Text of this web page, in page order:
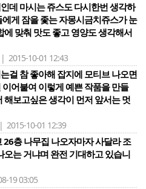
데 마시는 쥬스도 다시한번 생각하
게 잠을 좇는 자몽시금치쥬스가 눈
맞춰 맛도 좋고 영양도 생각해서
2015-10-01 12:43
걸 참 좋아해 잡지에 모티브 나오면
어붙여 이렇게 예쁜 작품을 만들
해보고싶은 생각이 먼저 앞서는 멋
2015-10-01 12:39
층 나무집 나오자마자 사달라 조
는 거냐며 완전 기대하고 있습니
19 03:05